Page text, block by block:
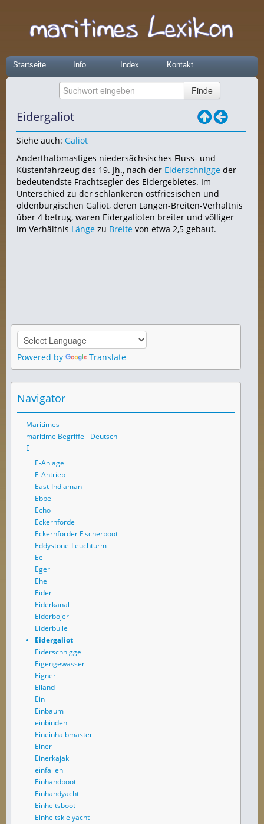
Startseite Info Index Kontakt
Eidergaliot
Siehe auch: Galiot
Anderthalbmastiges niedersächsisches Fluss- und
Küstenfahrzeug des 19. Jh., nach der Eiderschnigge der
bedeutendste Frachtsegler des Eidergebietes. Im
Unterschied zu der schlankeren ostfriesischen und
oldenburgischen Galiot, deren Längen-Breiten-Verhältnis
über 4 betrug, waren Eidergalioten breiter und völliger
im Verhältnis Länge zu Breite von etwa 2,5 gebaut.
Powered by Translate
Navigator
Maritimes
maritime Begriffe - Deutsch
E
E-Anlage
E-Antrieb
East-Indiaman
Ebbe
Echo
Eckernförde
Eckernförder Fischerboot
Eddystone-Leuchturm
Ee
Eger
Ehe
Eider
Eiderkanal
Eiderbojer
Eiderbulle
Eidergaliot
Eiderschnigge
Eigengewässer
Eigner
Eiland
Ein
Einbaum
einbinden
Eineinhalbmaster
Einer
Einerkajak
einfallen
Einhandboot
Einhandyacht
Einheitsboot
Einheitskielyacht